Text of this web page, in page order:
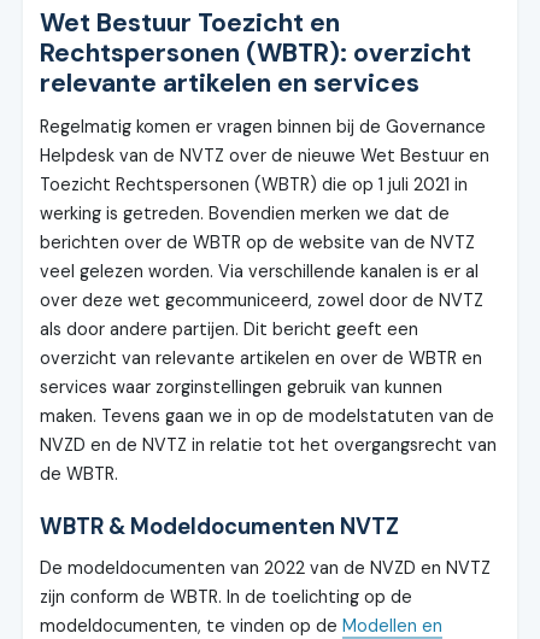
Wet Bestuur Toezicht en
Rechtspersonen (WBTR): overzicht
relevante artikelen en services
Regelmatig komen er vragen binnen bij de Governance
Helpdesk van de NVTZ over de nieuwe Wet Bestuur en
Toezicht Rechtspersonen (WBTR) die op 1 juli 2021 in
werking is getreden. Bovendien merken we dat de
berichten over de WBTR op de website van de NVTZ
veel gelezen worden. Via verschillende kanalen is er al
over deze wet gecommuniceerd, zowel door de NVTZ
als door andere partijen. Dit bericht geeft een
overzicht van relevante artikelen en over de WBTR en
services waar zorginstellingen gebruik van kunnen
maken. Tevens gaan we in op de modelstatuten van de
NVZD en de NVTZ in relatie tot het overgangsrecht van
de WBTR.
WBTR & Modeldocumenten NVTZ
De modeldocumenten van 2022 van de NVZD en NVTZ
zijn conform de WBTR. In de toelichting op de
modeldocumenten, te vinden op deModellen en